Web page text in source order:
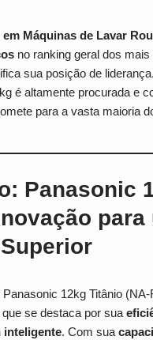
em Máquinas de Lavar
no ranking geral dos
sua posição de
é altamente procurada e
para a vasta maioria
Panasonic
para
12kg Titânio
se destaca por sua
inteligente. Com sua